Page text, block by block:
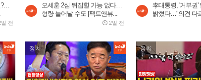
?…
일 전
오세훈 2심 뒤집힐 가능 없다…
형량 늘어날 수도 [팩트앤뷰...
2일 전
李대통령, '거부권'
밝혔다…"의견 다
정치 정치